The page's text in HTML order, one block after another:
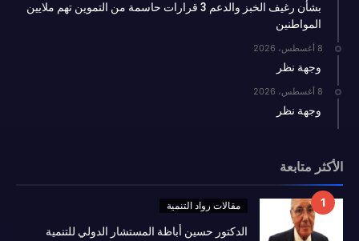
بشأن رغيف الخبز والدعم 3 قرارات حاسمة من التموين تهم ملايين
المواطنين
8 أغسطس، 2026
وجهة نظر
8 أغسطس، 2026
وجهة نظر
الأكثر متابعة
مقالات رواد التنمية
الدكتور حسين أباظة المستشار الدولي للتنمية